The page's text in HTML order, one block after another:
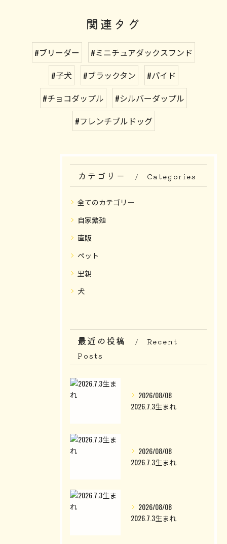
関連タグ
#ブリーダー
#ミニチュアダックスフンド
#子犬
#ブラックタン
#パイド
#チョコダップル
#シルバーダップル
#フレンチブルドッグ
カテゴリー Categories
全てのカテゴリー
自家繁殖
直販
ペット
里親
犬
最近の投稿
Recent
Posts
2026/08/08
2026.7.3生まれ
2026/08/08
2026.7.3生まれ
2026/08/08
2026.7.3生まれ